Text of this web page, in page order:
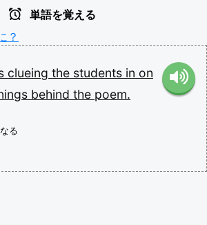
単語を覚える
？
clueing the students in on
behind the poem.
る